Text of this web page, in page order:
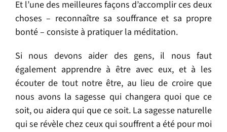
Et l’une des meilleures façons d’accomplir ces deux
choses – reconnaître sa souffrance et sa propre
bonté – consiste à pratiquer la méditation.
Si nous devons aider des gens, il nous faut
également apprendre à être avec eux, et à les
écouter de tout notre être, au lieu de croire que
nous avons la sagesse qui changera quoi que ce
soit, ou aidera qui que ce soit. La sagesse naturelle
qui se révèle chez ceux qui souffrent a été pour moi